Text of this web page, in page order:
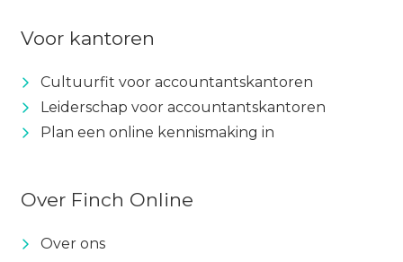
Voor kantoren
Cultuurfit voor accountantskantoren
Leiderschap voor accountantskantoren
Plan een online kennismaking in
Over Finch Online
Over ons